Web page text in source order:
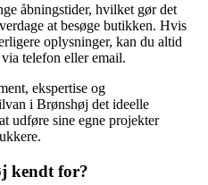
åbningstider, hvilket gør det
at besøge butikken. Hvis
oplysninger, kan du altid
telefon eller email.
ekspertise og
i Brønshøj det ideelle
udføre sine egne projekter
kendt for?